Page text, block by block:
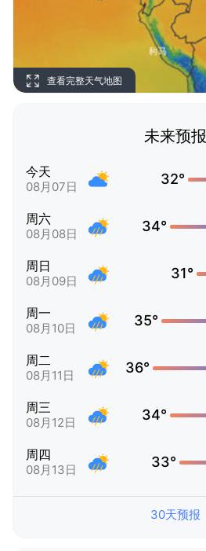
查看完整天气地图
未来预报
今天
08月07日 32°
周六
08月08日 34°
周日
08月09日 31°
周一
08月10日 35°
周二
08月11日 36°
周三
08月12日 34°
周四
08月13日 33°
30天预报